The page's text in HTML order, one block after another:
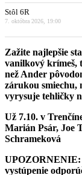
Stôl 6R
7. októbra 2026, 19:00
Zažite najlepšie
vanilkový krímeš,
než Ander
zárukou smiechu,
vyrysuje tehličky
Už 7.10. v
Marián Psár, Joe
Schrameková
UPOZORNENIE:
vystúpenie